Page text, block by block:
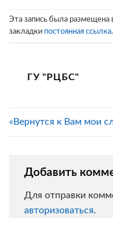
Эта запись была размещена
закладки постоянная ссылка.
ГУ "РЦБС"
«Вернутся к Вам мои
Добавить
Для отправки
авторизоваться.